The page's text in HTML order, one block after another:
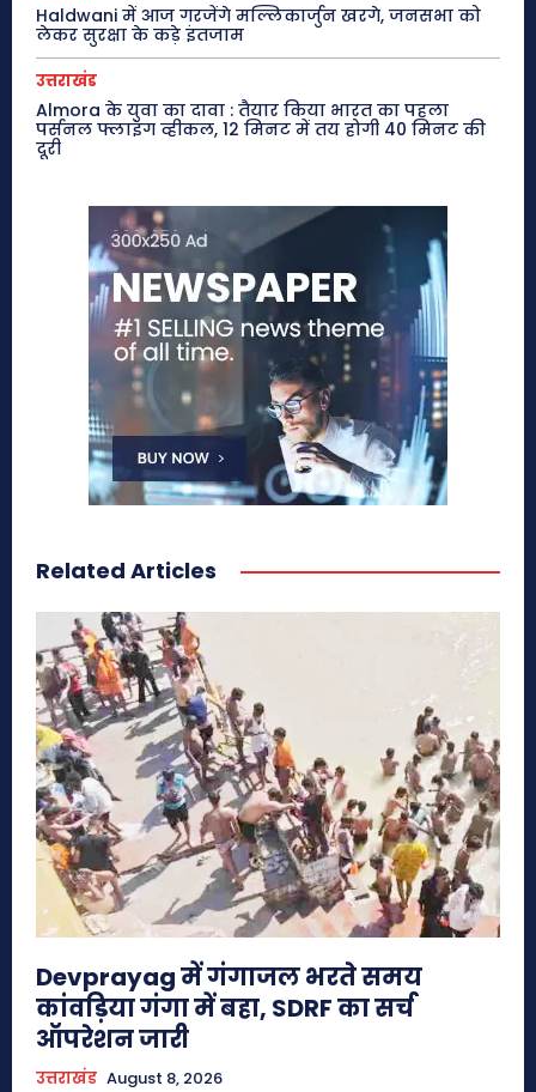
Haldwani में आज गरजेंगे मल्लिकार्जुन खरगे, जनसभा को
लेकर सुरक्षा के कड़े इंतजाम
उत्तराखंड
Almora के युवा का दावा : तैयार किया भारत का पहला
पर्सनल फ्लाइंग व्हीकल, 12 मिनट में तय होगी 40 मिनट की
दूरी
Related Articles
Devprayag में गंगाजल भरते समय
कांवड़िया गंगा में बहा, SDRF का सर्च
ऑपरेशन जारी
उत्तराखंड August 8, 2026